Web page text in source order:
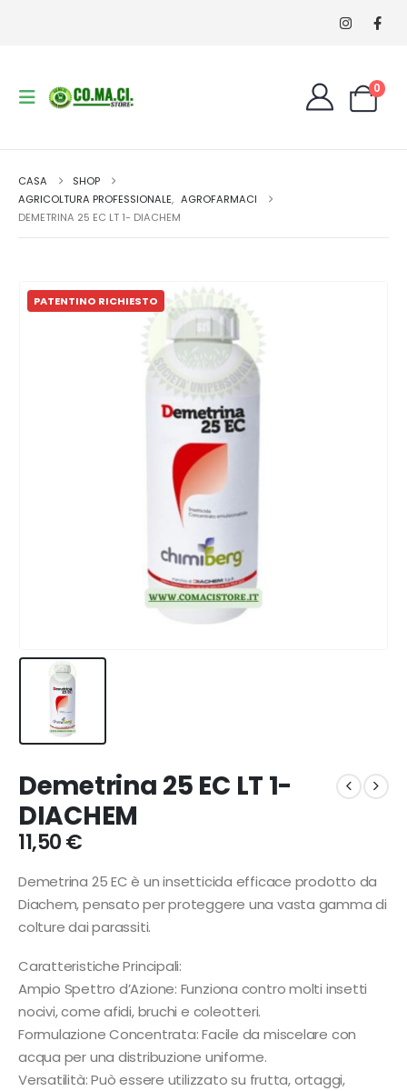
0
CASA
SHOP
AGRICOLTURA PROFESSIONALE, AGROFARMACI
DEMETRINA 25 EC LT 1- DIACHEM
PATENTINO RICHIESTO
Demetrina 25 EC LT 1-
DIACHEM
11,50€
Demetrina 25 EC è un insetticida efficace prodotto da
Diachem, pensato per proteggere una vasta gamma di
colture dai parassiti.
Caratteristiche Principali:
Ampio Spettro d’Azione: Funziona contro molti insetti
nocivi, come afidi, bruchi e coleotteri.
Formulazione Concentrata: Facile da miscelare con
acqua per una distribuzione uniforme.
Versatilità: Può essere utilizzato su frutta, ortaggi,